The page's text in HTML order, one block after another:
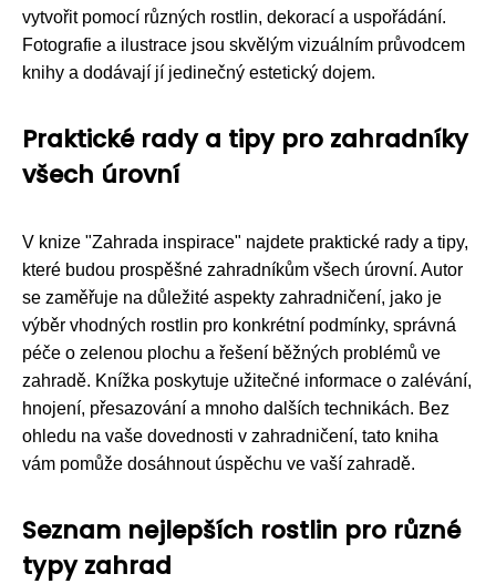
vytvořit pomocí různých rostlin, dekorací a uspořádání.
Fotografie a ilustrace jsou skvělým vizuálním průvodcem
knihy a dodávají jí jedinečný estetický dojem.
Praktické rady a tipy pro zahradníky
všech úrovní
V knize "Zahrada inspirace" najdete praktické rady a tipy,
které budou prospěšné zahradníkům všech úrovní. Autor
se zaměřuje na důležité aspekty zahradničení, jako je
výběr vhodných rostlin pro konkrétní podmínky, správná
péče o zelenou plochu a řešení běžných problémů ve
zahradě. Knížka poskytuje užitečné informace o zalévání,
hnojení, přesazování a mnoho dalších technikách. Bez
ohledu na vaše dovednosti v zahradničení, tato kniha
vám pomůže dosáhnout úspěchu ve vaší zahradě.
Seznam nejlepších rostlin pro různé
typy zahrad